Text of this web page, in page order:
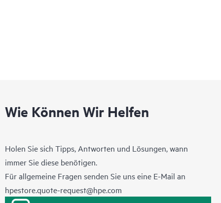
Wie Können Wir Helfen
Holen Sie sich Tipps, Antworten und Lösungen, wann
immer Sie diese benötigen.
Für allgemeine Fragen senden Sie uns eine E-Mail an
hpestore.quote-request@hpe.com